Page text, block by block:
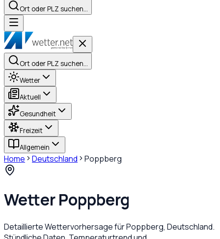
Ort oder PLZ suchen…
Ort oder PLZ suchen…
Wetter
Aktuell
Gesundheit
Freizeit
Allgemein
Home Deutschland Poppberg
WetterPoppberg
Detaillierte Wettervorhersage fürPoppberg, Deutschland.